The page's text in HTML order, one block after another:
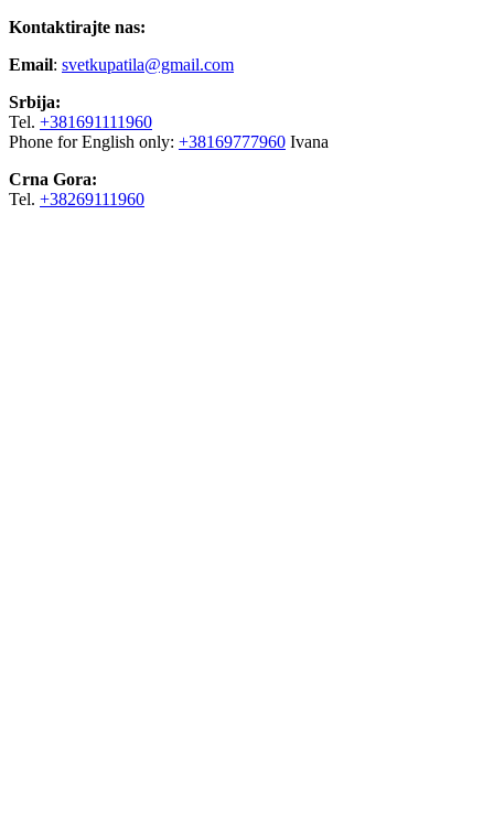
Kontaktirajte nas:
Email: svetkupatila@gmail.com
Srbija:
Tel. +381691111960
Phone for English only: +38169777960 Ivana
Crna Gora:
Tel. +38269111960